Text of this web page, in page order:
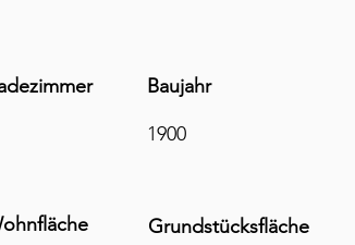
Baujahr
1900
Grundstücksfläche